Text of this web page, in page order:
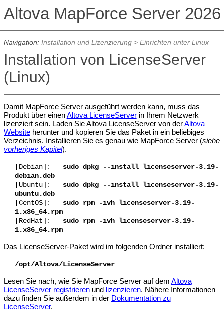
Altova MapForce Server
Navigation: Installation und Lizenzierung> Einrichten unter Linux
Installation von LicenseServer
(Linux)
Damit MapForce Server ausgeführt werden kann, muss das
Produkt über einenAltova LicenseServerin Ihrem Netzwerk
lizenziert sein. Laden Sie Altova LicenseServer von derAltova
Websiteherunter und kopieren Sie das Paket in ein beliebiges
Verzeichnis. Installieren Sie es genau wie MapForce Server (siehe
vorheriges Kapitel).
[Debian]: sudo dpkg --install licenseserver-3.19-
debian.deb
[Ubuntu]: sudo dpkg --install licenseserver-3.19-
ubuntu.deb
[CentOS]: sudo rpm -ivh licenseserver-3.19-
1.x86_64.rpm
[RedHat]: sudo rpm -ivh licenseserver-3.19-
1.x86_64.rpm
Das LicenseServer-Paket wird im folgenden Ordner installiert:
/opt/Altova/LicenseServer
Lesen Sie nach, wie Sie MapForce Server auf dem Altova
LicenseServer registrierenund lizenzieren. Nähere Informationen
dazu finden Sie außerdem in der Dokumentation zu
LicenseServer.